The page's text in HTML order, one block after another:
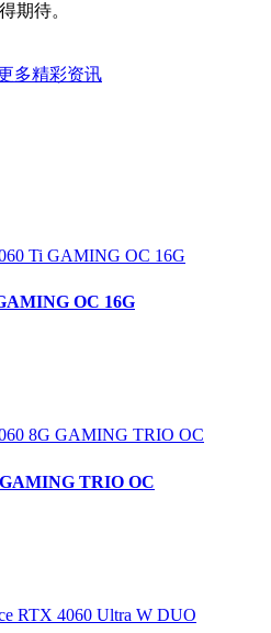
期待。
多精彩资讯
OC 16G
TRIO OC